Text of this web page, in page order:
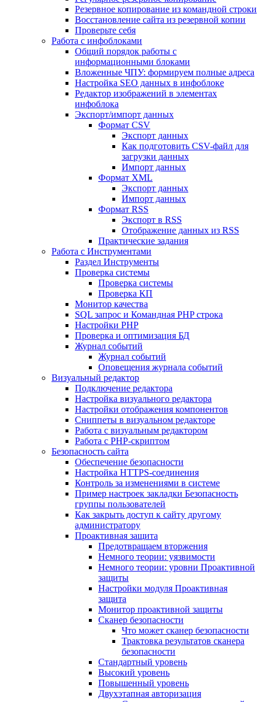
Резервное копирование из командной строки
Восстановление сайта из резервной копии
Проверьте себя
Работа с инфоблоками
Общий порядок работы с
информационными блоками
Вложенные ЧПУ: формируем полные адреса
Настройка SEO данных в инфоблоке
Редактор изображений в элементах
инфоблока
Экспорт/импорт данных
Формат CSV
Экспорт данных
Как подготовить CSV-файл для
загрузки данных
Импорт данных
Формат XML
Экспорт данных
Импорт данных
Формат RSS
Экспорт в RSS
Отображение данных из RSS
Практические задания
Работа с Инструментами
Раздел Инструменты
Проверка системы
Проверка системы
Проверка КП
Монитор качества
SQL запрос и Командная PHP строка
Настройки PHP
Проверка и оптимизация БД
Журнал событий
Журнал событий
Оповещения журнала событий
Визуальный редактор
Подключение редактора
Настройка визуального редактора
Настройки отображения компонентов
Сниппеты в визуальном редакторе
Работа с визуальным редактором
Работа с PHP-скриптом
Безопасность сайта
Обеспечение безопасности
Настройка HTTPS-соединения
Контроль за изменениями в системе
Пример настроек закладки Безопасность
группы пользователей
Как закрыть доступ к сайту другому
администратору
Проактивная защита
Предотвращаем вторжения
Немного теории: уязвимости
Немного теории: уровни Проактивной
защиты
Настройки модуля Проактивная
защита
Монитор проактивной защиты
Сканер безопасности
Что может сканер безопасности
Трактовка результатов сканера
безопасности
Стандартный уровень
Высокий уровень
Повышенный уровень
Двухэтапная авторизация